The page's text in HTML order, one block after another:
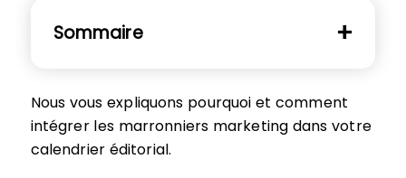
Sommaire
Nous vous expliquons pourquoi et comment
intégrer les marronniers marketing dans votre
calendrier éditorial.